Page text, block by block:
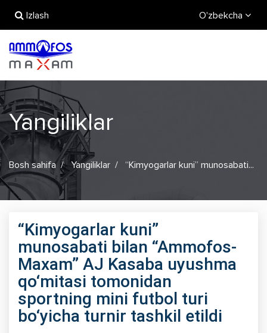
Izlash O'zbekcha
Yangiliklar
Bosh sahifa Yangiliklar “Kimyogarlar kuni” munosabati...
“Kimyogarlar kuni”
munosabati bilan “Ammofos-
Maxam” AJ Kasaba uyushma
qo‘mitasi tomonidan
sportning mini futbol turi
bo‘yicha turnir tashkil etildi